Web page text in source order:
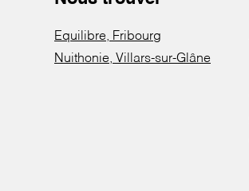
Equilibre, Fribourg
Nuithonie, Villars-sur-Glâne